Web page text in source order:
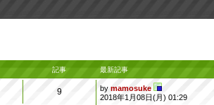
記事 最新記事
9 bymamosuke
2018年1月08日(月) 01:29